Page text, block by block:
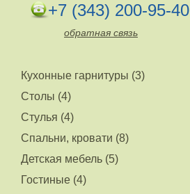
+7 (343) 200-95-40
обратная связь
Кухонные гарнитуры (3)
Столы (4)
Стулья (4)
Спальни, кровати (8)
Детская мебель (5)
Гостиные (4)